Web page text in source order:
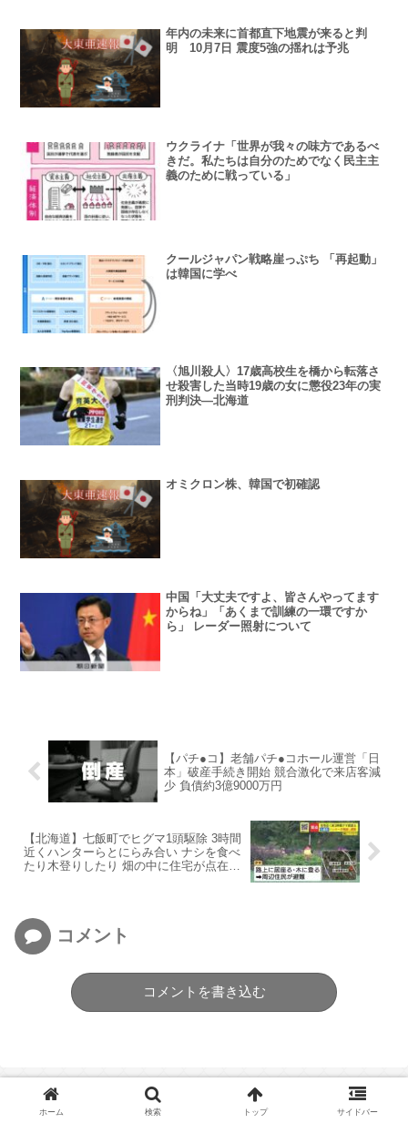
年内の未来に首都直下地震が来ると判
明 10月7日 震度5強の揺れは予兆
ウクライナ「世界が我々の味方であるべ
きだ。私たちは自分のためでなく民主主
義のために戦っている」
クールジャパン戦略崖っぷち 「再起動」
は韓国に学べ
〈旭川殺人〉17歳高校生を橋から転落さ
せ殺害した当時19歳の女に懲役23年の実
刑判決―北海道
オミクロン株、韓国で初確認
中国「大丈夫ですよ、皆さんやってます
からね」「あくまで訓練の一環ですか
ら」 レーダー照射について
【パチ●コ】老舗パチ●コホール運営「日
本」破産手続き開始 競合激化で来店客減
少 負債約3億9000万円
【北海道】七飯町でヒグマ1頭駆除 3時間
近くハンターらとにらみ合い ナシを食べ
たり木登りしたり 畑の中に住宅が点在す
コメント
コメントを書き込む
ホーム 検索 トップ サイドバー